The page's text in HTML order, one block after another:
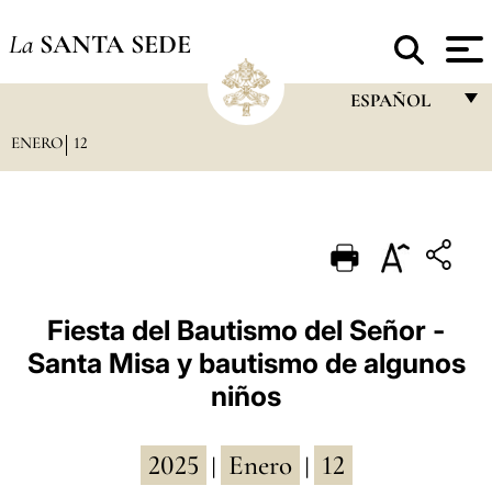
La SANTA SEDE
ESPAÑOL
PORTUGUÊS
ESPAÑOL
DEUTSCH
العربيّة
中文
ENERO 12
Fiesta del Bautismo del Señor -
Santa Misa y bautismo de algunos
niños
2025 Enero 12